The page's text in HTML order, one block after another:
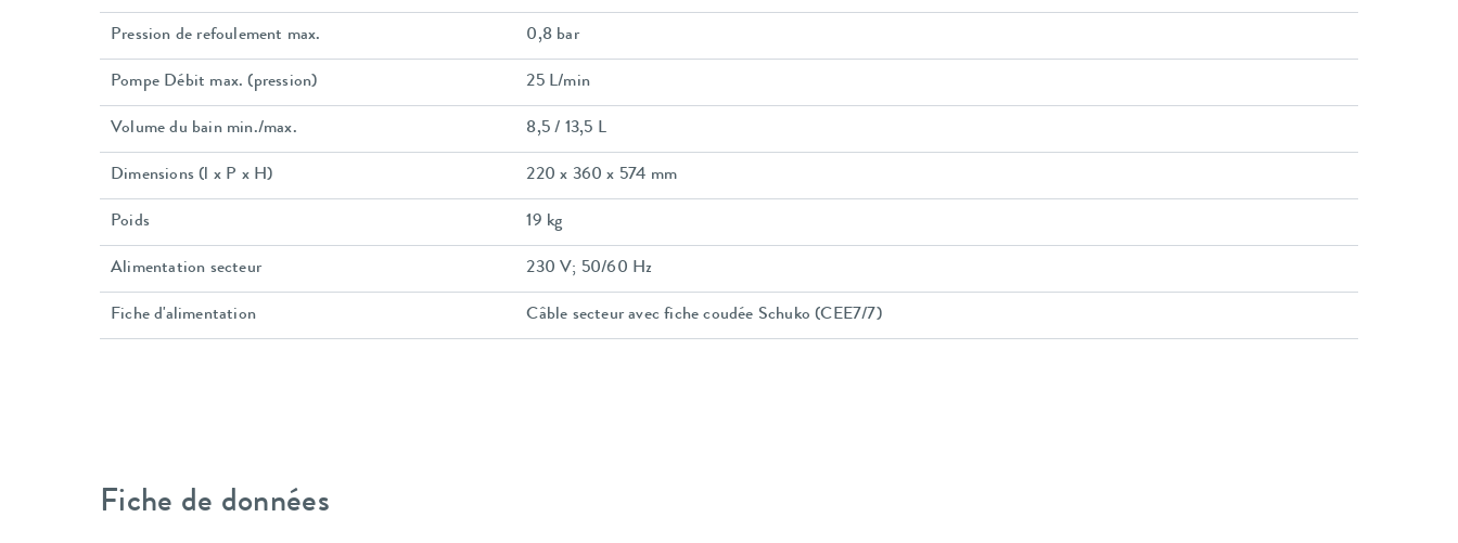
Pression de refoulement max. 0,8 bar
Pompe Débit max. (pression) 25 L/min
Volume du bain min./max. 8,5 / 13,5 L
Dimensions (l x P x H) 220 x 360 x 574 mm
Poids 19 kg
Alimentation secteur 230 V; 50/60 Hz
Fiche d'alimentation Câble secteur avec fiche coudée Schuko (CEE7/7)
Fiche de données